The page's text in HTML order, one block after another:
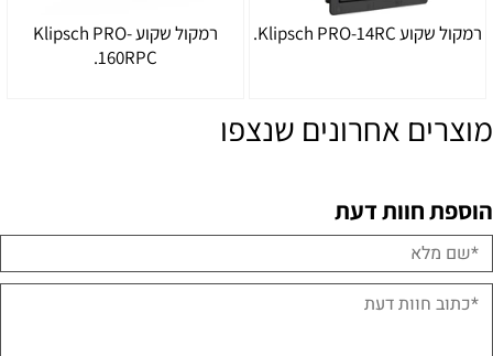
רמקול שקוע Klipsch PRO-14RC.
רמקול שקוע Klipsch PRO-
160RPC.
מוצרים אחרונים שנצפו
הוספת חוות דעת